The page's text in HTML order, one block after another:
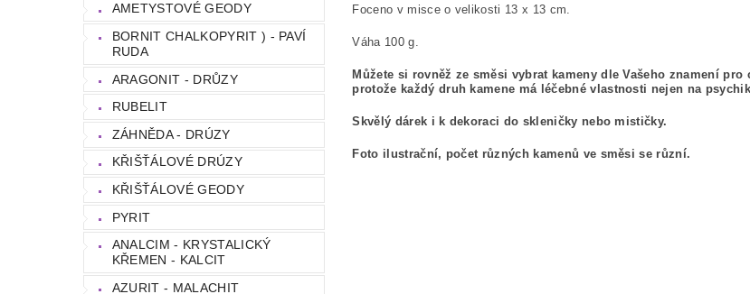
AMETYSTOVÉ GEODY
BORNIT CHALKOPYRIT ) - PAVÍ
RUDA
ARAGONIT - DRŮZY
RUBELIT
ZÁHNĚDA - DRÚZY
KŘIŠŤÁLOVÉ DRÚZY
KŘIŠŤÁLOVÉ GEODY
PYRIT
ANALCIM - KRYSTALICKÝ
KŘEMEN - KALCIT
AZURIT - MALACHIT
Foceno v misce o velikosti 13 x 13 cm.
Váha 100 g.
Můžete si rovněž ze směsi vybrat kameny dle Vašeho znamení
protože každý druh kamene má léčebné vlastnosti nejen na
Skvělý dárek i k dekoraci do skleničky nebo mističky.
Foto ilustrační, počet různých kamenů ve směsi se různí.